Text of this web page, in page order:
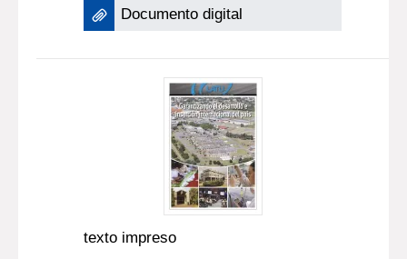
Documento digital
texto impreso